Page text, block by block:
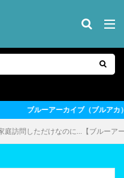
の最新情報を動画形式でお届けし
庭訪問しただけなのに…【ブルーア